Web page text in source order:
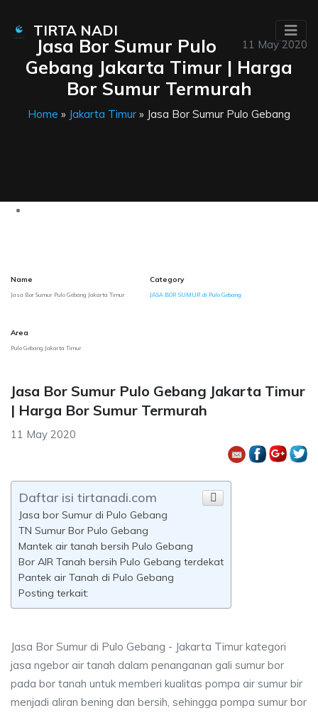
TIRTA NADI
11 May 2020
Jasa Bor Sumur Pulo
Gebang Jakarta Timur | Harga
Bor Sumur Termurah
Home » Jakarta Timur » Jasa Bor Sumur Pulo Gebang
Name
Jasa Bor Sumur Pulo Gebang Jakarta Timur
Category
JASA BOR SUMUR di Pulo Gebang
Area
Pulo Gebang Jakarta Timur
Jasa Bor Sumur Pulo Gebang Jakarta Timur
| Harga Bor Sumur Termurah
11 May 2020
Daftar isi tirtanadi.com
Jasa bor Sumur di Pulo Gebang
TN Sumur Bor Pulo Gebang
Mantek air tanah bersih Pulo Gebang
Bor AIR Tanah bersih Pulo Gebang terdekat
Pantek air Tanah di Pulo Gebang
Posting terkait:
Jasa Bor Sumur di Pulo Gebang - Jakarta Timur kategori
jasa ngebor air tanah dalam penanganan gali sumur bor
pada bor tanah untuk memberi kualitas pompa air sumur bir
menjadi aliran bening dan bersih, sehingga pompa sumur bor